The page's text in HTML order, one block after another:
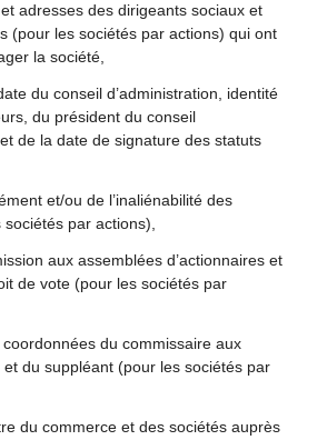
adresses des dirigeants sociaux et
(pour les sociétés par actions) qui ont
la société,
du conseil d’administration, identité
du président du conseil
de la date de signature des statuts
et/ou de l’inaliénabilité des
par actions),
aux assemblées d’actionnaires et
de vote (pour les sociétés par
du commissaire aux
du suppléant (pour les sociétés par
du commerce et des sociétés auprès